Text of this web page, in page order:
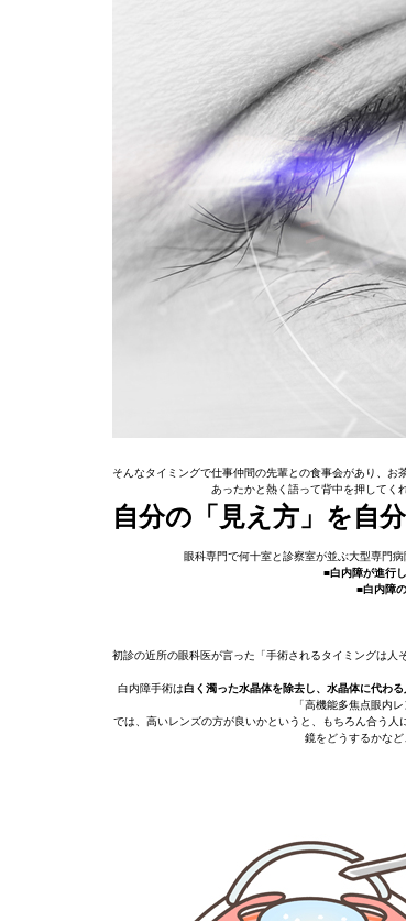
そんなタイミングで仕事仲間の先輩との食事会があり、
あったかと熱く語って背中を押してく
自分の「見え方」を自
眼科専門で何十室と診察室が並ぶ大型専門
■白内障が進行
■白内障
初診の近所の眼科医が言った「手術されるタイミングは
白内障手術は白く濁った水晶体を除去し、水晶体に代わ
「高機能多焦点眼内
では、高いレンズの方が良いかというと、もちろん合う
鏡をどうするかな